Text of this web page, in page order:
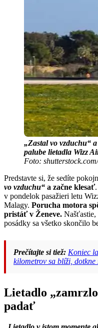
„Zastal vo vzduchu“
palube lietadla Wizz
Foto:
Predstavte si, že sedíte
vo vzduchu“ a začne klesať
v pondelok pasažieri letu
Malagy. Porucha motora
pristáť v Ženeve. Našťastie,
posádky sa všetko skončilo
Prečítajte si tiež: Koniec
kilometrov sa blíži, dotkne
Lietadlo
padať